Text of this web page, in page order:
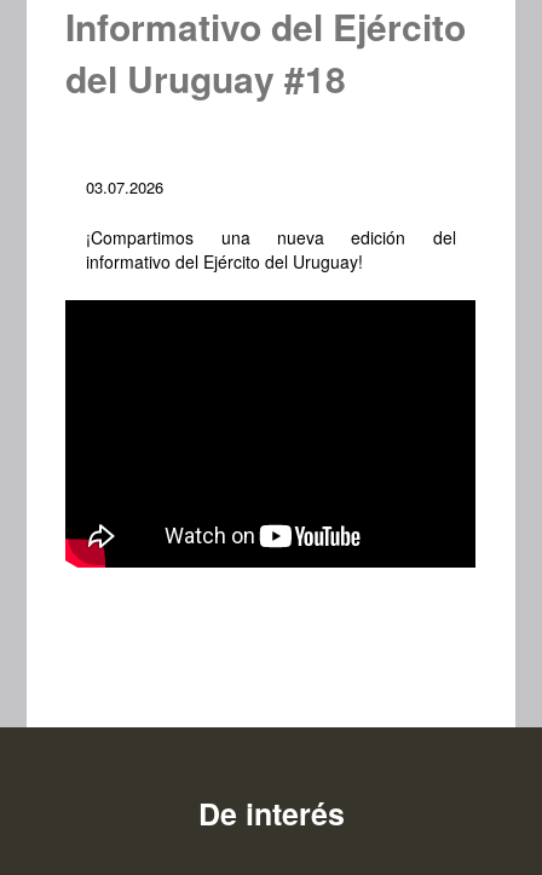
Informativo del Ejército
del Uruguay #18
03.07.2026
¡Compartimos una nueva edición del
informativo del Ejército del Uruguay!
De interés